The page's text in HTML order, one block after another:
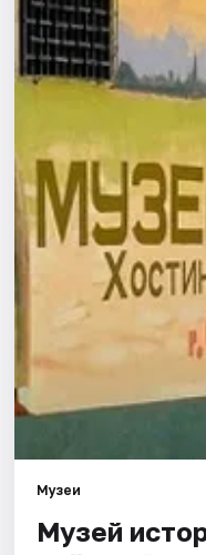
События
Площадки
Артисты
Рейтинги
Музеи
Музей